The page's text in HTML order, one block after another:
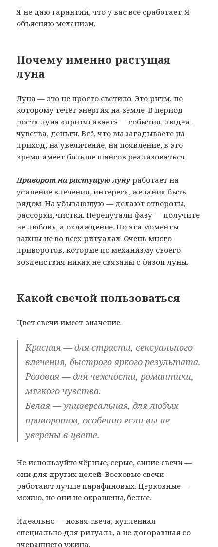
Я не даю гарантий, что у вас все сработает. Я
объясняю механизм.
Почему именно растущая
луна
Луна — это не просто светило. Это ритм, по
которому течёт энергия на земле. В период
роста луна «притягивает» — события, людей,
чувства, деньги. Всё, что вы загадываете на
приход, на увеличение, на появление, в это
время имеет больше шансов реализоваться.
Приворот на растущую луну работает на
усиление влечения, интереса, желания быть
рядом. На убывающую — делают отвороты,
рассорки, чистки. Перепутали фазу — получите
не любовь, а охлаждение. Но эти моменты
важны не во всех ритуалах. Очень много
приворотов, которые по механизму своего
воздействия никак не связаны с фазой луны.
Какой свечой пользоваться
Цвет свечи имеет значение.
Красная — для страсти, сексуального
влечения, быстрого яркого результата.
Розовая — для нежности, романтики,
мягкого чувства.
Белая — универсальная, для любых
приворотов, особенно если вы не
уверены в цвете.
Не используйте чёрные, серые, синие свечи —
они для других целей. Восковые свечи
работают лучше парафиновых. Церковные —
можно, но они не окрашены, белые.
Идеально — новая свеча, купленная
специально для ритуала, а не догоравшая со
вчерашнего ужина.